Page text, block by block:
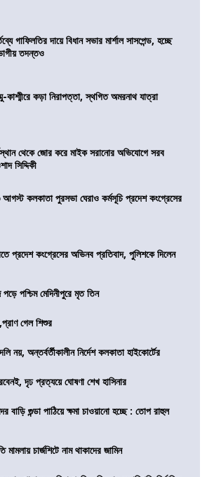
গাফিলতির দায়ে বিধান সভার মার্শাল সাসপেন্ড, হচ্ছে
তদন্তও
কাশ্মীরে কড়া নিরাপত্তা, স্থগিত অমরনাথ যাত্রা
থেকে জোর করে মাইক সরানোর অভিযোগে সরব
সিদ্দিকী
আগস্ট কলকাতা পুরসভা ঘেরাও কর্মসূচি প্রদেশ কংগ্রেসের
প্রদেশ কংগ্রেসের অভিনব প্রতিবাদ, পুলিশকে দিলেন
পশ্চিম মেদিনীপুরে মৃত তিন
গেল শিশুর
নয়, অন্তর্বর্তীকালীন নির্দেশ কলকাতা হাইকোর্টের
দৃঢ প্রত্যয়ে ঘোষণা শেখ হাসিনার
বাড়ি গুন্ডা পাঠিয়ে ক্ষমা চাওয়ানো হচ্ছে : তোপ রাহুল
চার্জশিটে নাম থাকাদের জামিন